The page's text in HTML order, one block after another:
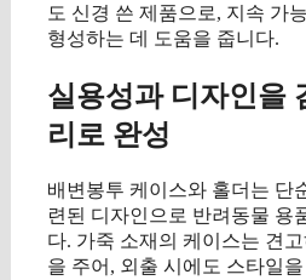
도 신경 쓴 제품으로, 지속 가
형성하는 데 도움을 줍니다.
실용성과 디자인을
리로 완성
배변봉투 케이스와 홀더는 단
련된 디자인으로 반려동물 용
다. 가죽 소재의 케이스는 견
을 주어, 외출 시에도 스타일